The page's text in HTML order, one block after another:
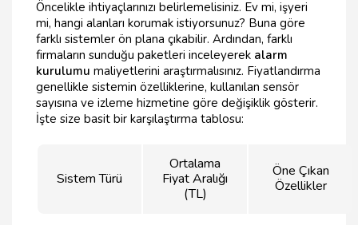
Öncelikle ihtiyaçlarınızı belirlemelisiniz. Ev mi, işyeri
mi, hangi alanları korumak istiyorsunuz? Buna göre
farklı sistemler ön plana çıkabilir. Ardından, farklı
firmaların sunduğu paketleri inceleyerek alarm
kurulumu maliyetlerini araştırmalısınız. Fiyatlandırma
genellikle sistemin özelliklerine, kullanılan sensör
sayısına ve izleme hizmetine göre değişiklik gösterir.
İşte size basit bir karşılaştırma tablosu:
Sistem Türü
Ortalama
Fiyat Aralığı
(TL)
Öne Çıkan
Özellikler